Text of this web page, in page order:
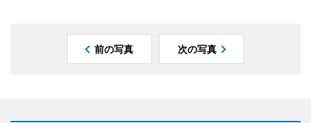
前の写真 次の写真